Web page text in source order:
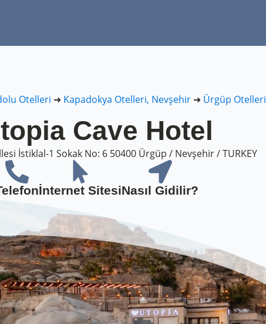
Otelleri ➜ Kapadokya Otelleri, Nevşehir ➜ Ürgüp Otelleri
Cave Hotel
İstiklal-1 Sokak No: 6 50400 Ürgüp / Nevşehir / TURKEY
İnternet SitesiNasıl Gidilir?